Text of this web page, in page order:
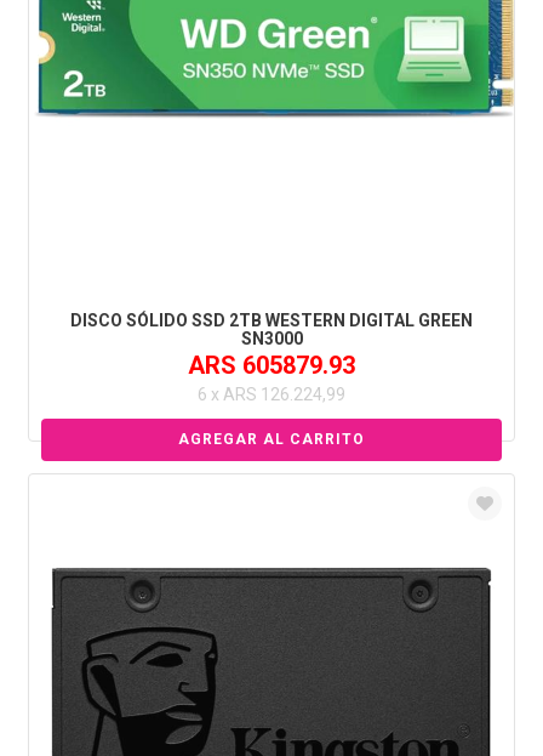
DISCO SÓLIDO SSD 2TB WESTERN DIGITAL GREEN
SN3000
ARS 605879.93
6 x ARS 126.224,99